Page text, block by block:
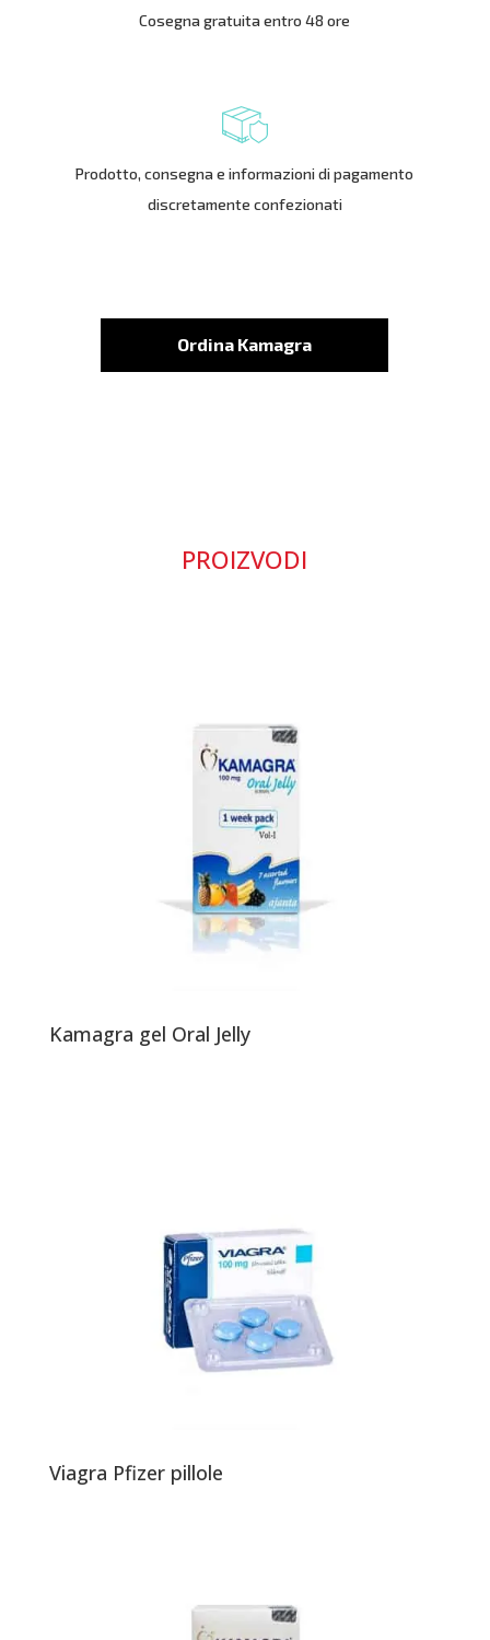
Cosegna gratuita entro 48 ore
Prodotto, consegna e informazioni di pagamento
discretamente confezionati
Ordina Kamagra
PROIZVODI
Kamagra gel Oral Jelly
Viagra Pfizer pillole